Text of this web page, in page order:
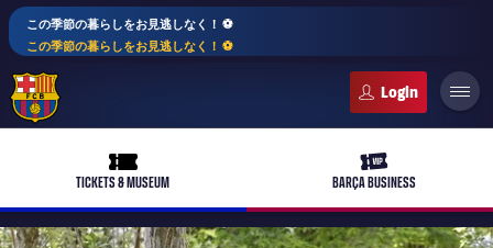
この季節の暮らしをお見逃しなく！ ⚽️
この季節の暮らしをお見逃しなく！ ⚽️
ticket-full
TICKETS & MUSEUM
ticket-vip
BARÇA BUSINESS